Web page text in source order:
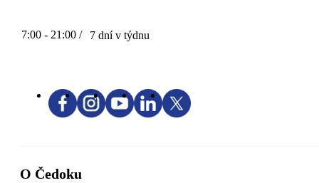
7:00 - 21:00 / 7 dní v týdnu
O Čedoku